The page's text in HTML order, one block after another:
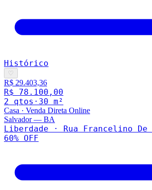
Histórico
♡
R$ 29.403,36
R$ 78.100,00
2 qtos · 30 m²
Casa · Venda Direta Online
Salvador— BA
Liberdade · Rua Francelino De
60% OFF